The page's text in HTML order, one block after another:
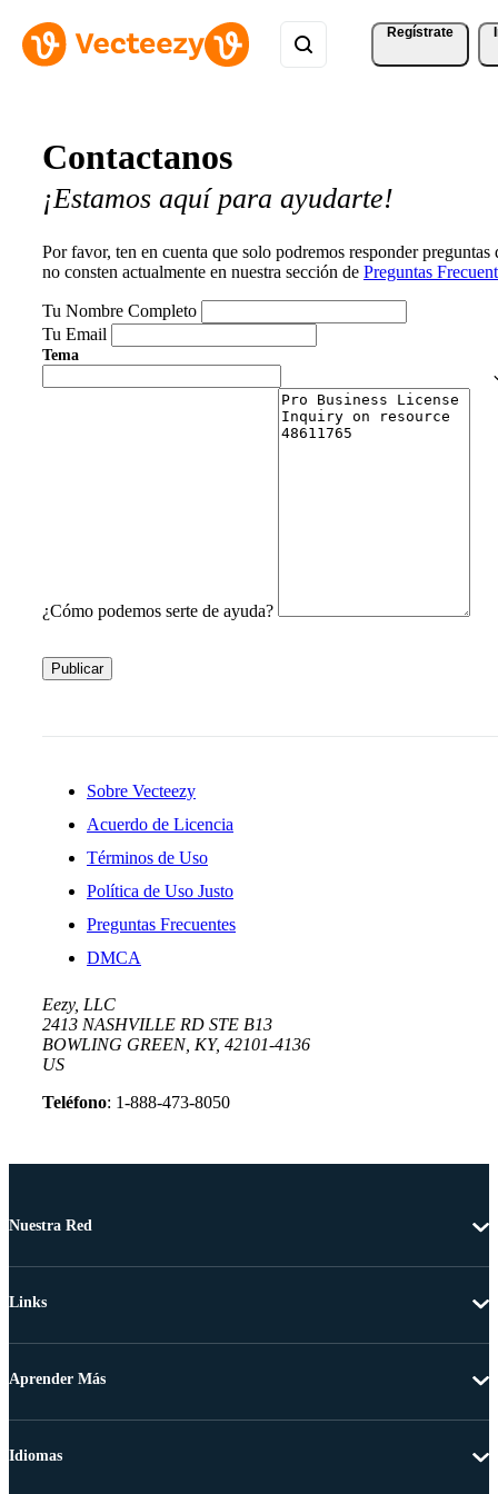
Regístrate
Contactanos
¡Estamos aquí para ayudarte!
Por favor, ten en cuenta que solo podremos responder preguntas
no consten actualmente en nuestra sección de Preguntas
Tu Nombre Completo
Tu Email
Tema
¿Cómo podemos serte de ayuda?
Publicar
Sobre Vecteezy
Acuerdo de Licencia
Términos de Uso
Política de Uso Justo
Preguntas Frecuentes
DMCA
Eezy, LLC
2413 NASHVILLE RD STE B13
BOWLING GREEN, KY, 42101-4136
US
Teléfono: 1-888-473-8050
Nuestra Red
Links
Aprender Más
Idiomas